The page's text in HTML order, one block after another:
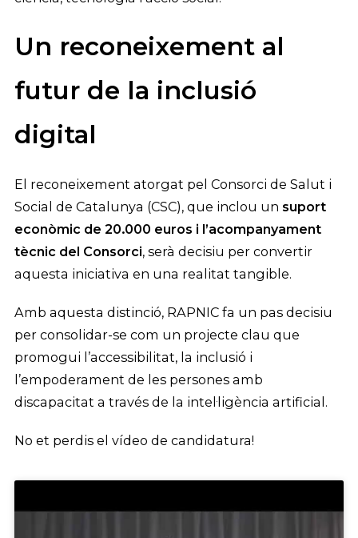
Un reconeixement al
futur de la inclusió
digital
El reconeixement atorgat pel Consorci de Salut i
Social de Catalunya (CSC), que inclou un suport
econòmic de 20.000 euros i l’acompanyament
tècnic del Consorci, serà decisiu per convertir
aquesta iniciativa en una realitat tangible.
Amb aquesta distinció, RAPNIC fa un pas decisiu
per consolidar-se com un projecte clau que
promogui l’accessibilitat, la inclusió i
l’empoderament de les persones amb
discapacitat a través de la intel·ligència artificial.
No et perdis el vídeo de candidatura!